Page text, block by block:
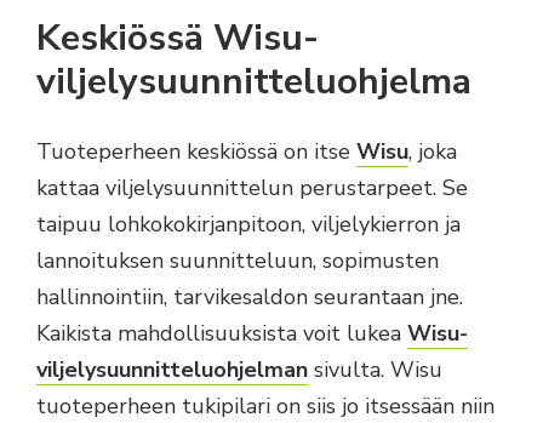
Keskiössä Wisu-
viljelysuunnitteluohjelma
Tuoteperheen keskiössä on itse Wisu, joka
kattaa viljelysuunnittelun perustarpeet. Se
taipuu lohkokokirjanpitoon, viljelykierron ja
lannoituksen suunnitteluun, sopimusten
hallinnointiin, tarvikesaldon seurantaan jne.
Kaikista mahdollisuuksista voit lukea Wisu-
viljelysuunnitteluohjelman sivulta. Wisu
tuoteperheen tukipilari on siis jo itsessään niin